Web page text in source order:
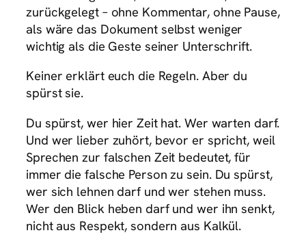
zurückgelegt – ohne Kommentar, ohne Pause,
als wäre das Dokument selbst weniger
wichtig als die Geste seiner Unterschrift.
Keiner erklärt euch die Regeln. Aber du
spürst sie.
Du spürst, wer hier Zeit hat. Wer warten darf.
Und wer lieber zuhört, bevor er spricht, weil
Sprechen zur falschen Zeit bedeutet, für
immer die falsche Person zu sein. Du spürst,
wer sich lehnen darf und wer stehen muss.
Wer den Blick heben darf und wer ihn senkt,
nicht aus Respekt, sondern aus Kalkül.